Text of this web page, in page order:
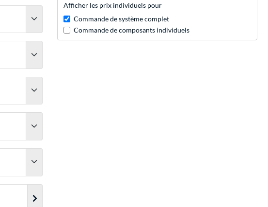
Afficher les prix individuels pour
Commande de système complet
Commande de composants individuels